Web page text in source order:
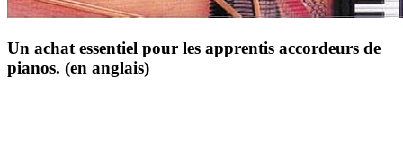
Un achat essentiel pour les apprentis accordeurs de
pianos. (en anglais)